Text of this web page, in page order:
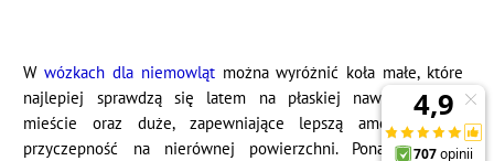
Wwózkach dla niemowlątmożna wyróżnić koła małe, które
najlepiej sprawdzą się latem na płaskiej nawierzchni w
mieście oraz duże, zapewniające lepszą amortyzację i
przyczepność na nierównej powierzchni. Ponadto warto